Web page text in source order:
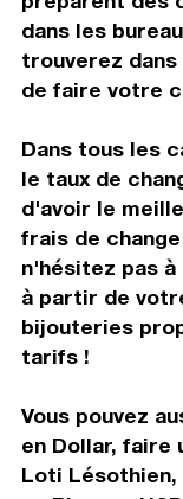
dans les
trouverez
de faire votre
Dans tous les
le taux de
d'avoir le
frais de
n'hésitez pas
à partir de
bijouteries
tarifs !
Vous pouvez
en Dollar, faire
Loti